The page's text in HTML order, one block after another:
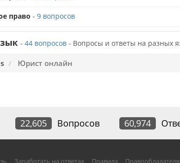
право - 9 вопросов
- 44 вопросов - Вопросы и ответы на разных
Юрист онлайн
22,605 Вопросов 60,974
Заработать на ответах Правила